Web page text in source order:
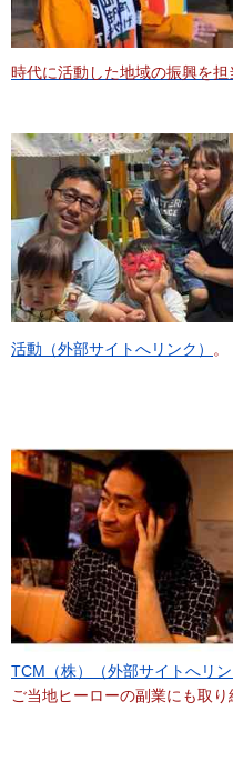
時代に活動 した地域の振興を担
活動（外部サイトへリンク） 。
TCM（株）（外部サイトへリン
ご当地ヒーローの副業にも取り